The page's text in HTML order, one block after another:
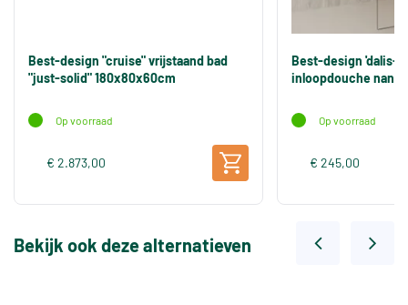
Best-design "cruise" vrijstaand bad
"just-solid" 180x80x60cm
Op voorraad
€ 2.873,00
Best-design 'dalis-
inloopdouche nano
Op voorraad
€ 245,00
Bekijk ook deze alternatieven